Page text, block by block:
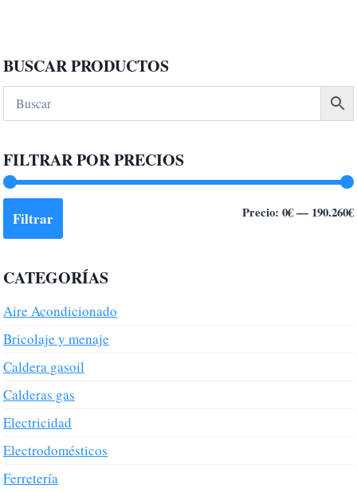
BUSCAR PRODUCTOS
FILTRAR POR PRECIOS
Filtrar Precio: 0€— 190.260€
CATEGORÍAS
Aire Acondicionado
Bricolaje y menaje
Caldera gasoil
Calderas gas
Electricidad
Electrodomésticos
Ferretería